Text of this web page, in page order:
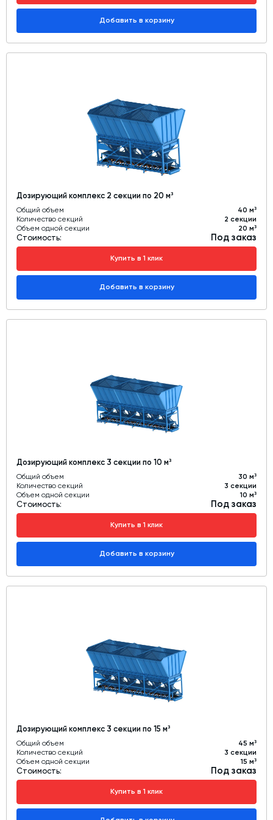
Добавить в корзину
Дозирующий комплекс 2 секции по 20 м³
Общий объем
40 м³
Количество секций
2 секции
Объем одной секции
20 м³
Стоимость: Под заказ
Купить в 1 клик
Добавить в корзину
Дозирующий комплекс 3 секции по 10 м³
Общий объем
30 м³
Количество секций
3 секции
Объем одной секции
10 м³
Стоимость: Под заказ
Купить в 1 клик
Добавить в корзину
Дозирующий комплекс 3 секции по 15 м³
Общий объем
45 м³
Количество секций
3 секции
Объем одной секции
15 м³
Стоимость: Под заказ
Купить в 1 клик